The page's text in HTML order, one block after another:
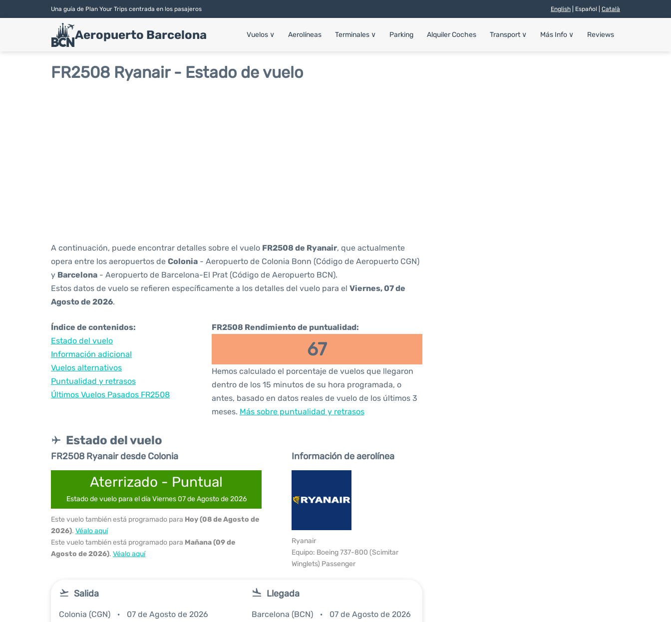
Una guía de Plan Your Trips centrada en los pasajeros English | Español | Català
Aeropuerto Barcelona Vuelos ∨ Aerolíneas Terminales ∨ Parking Alquiler Coches Transport ∨ Más Info ∨ Reviews
FR2508 Ryanair - Estado de vuelo
A continuación, puede encontrar detalles sobre el vuelo FR2508 de Ryanair, que actualmente
opera entre los aeropuertos de Colonia - Aeropuerto de Colonia Bonn (Código de Aeropuerto CGN)
y Barcelona - Aeropuerto de Barcelona-El Prat (Código de Aeropuerto BCN).
Estos datos de vuelo se refieren específicamente a los detalles del vuelo para el Viernes, 07 de
Agosto de 2026.
Índice de contenidos:
Estado del vuelo
Información adicional
Vuelos alternativos
Puntualidad y retrasos
Últimos Vuelos Pasados FR2508
FR2508 Rendimiento de puntualidad:
67
Hemos calculado el porcentaje de vuelos que llegaron
dentro de los 15 minutos de su hora programada, o
antes, basado en datos reales de vuelo de los últimos 3
meses. Más sobre puntualidad y retrasos
Estado del vuelo
FR2508 Ryanair desde Colonia
Aterrizado - Puntual
Estado de vuelo para el día Viernes 07 de Agosto de 2026
Este vuelo también está programado para Hoy (08 de Agosto de
2026). Véalo aquí
Este vuelo también está programado para Mañana (09 de
Agosto de 2026). Véalo aquí
Información de aerolínea
Ryanair
Equipo: Boeing 737-800 (Scimitar
Winglets) Passenger
Salida
Colonia (CGN) 07 de Agosto de 2026
Llegada
Barcelona (BCN) 07 de Agosto de 2026